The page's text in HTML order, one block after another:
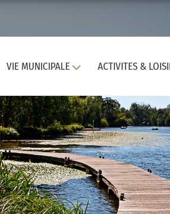
VIE MUNICIPALE ACTIVITES &